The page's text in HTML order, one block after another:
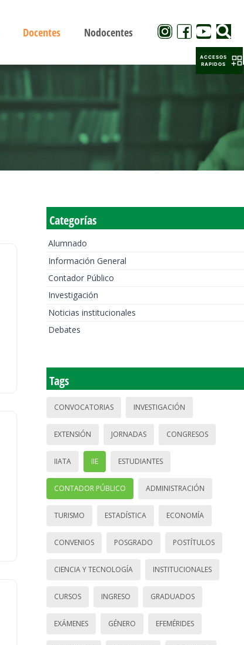
Docentes Nodocentes
Categorías
Alumnado
Información General
Contador Público
Investigación
Noticias institucionales
Debates
Tags
CONVOCATORIAS INVESTIGACIÓN
EXTENSIÓN JORNADAS CONGRESOS
IIATA IIE ESTUDIANTES
CONTADOR PÚBLICO ADMINISTRACIÓN
TURISMO ESTADÍSTICA ECONOMÍA
CONVENIOS POSGRADO POSTÍTULOS
CIENCIA Y TECNOLOGÍA INSTITUCIONALES
CURSOS INGRESO GRADUADOS
EXÁMENES GÉNERO EFEMÉRIDES
ACCESOS
RAPIDOS